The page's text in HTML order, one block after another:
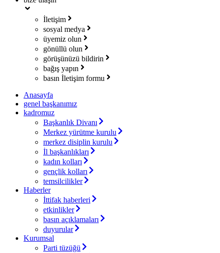
İletişim
sosyal medya
üyemiz olun
gönüllü olun
görüşünüzü bildirin
bağış yapın
basın İletişim formu
Anasayfa
genel başkanımız
kadromuz
Başkanlık Divanı
Merkez yürütme kurulu
merkez disiplin kurulu
İl başkanlıkları
kadın kolları
gençlik kolları
temsilcilikler
Haberler
İttifak haberleri
etkinlikler
basın açıklamaları
duyurular
Kurumsal
Parti tüzüğü